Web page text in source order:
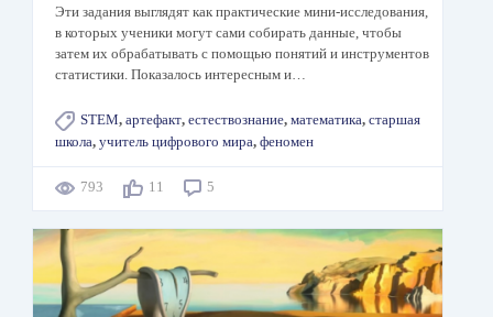
Эти задания выглядят как практические мини-исследования,
в которых ученики могут сами собирать данные, чтобы
затем их обрабатывать с помощью понятий и инструментов
статистики. Показалось интересным и…
STEM, артефакт, естествознание, математика, старшая
школа, учитель цифрового мира, феномен
793 11 5